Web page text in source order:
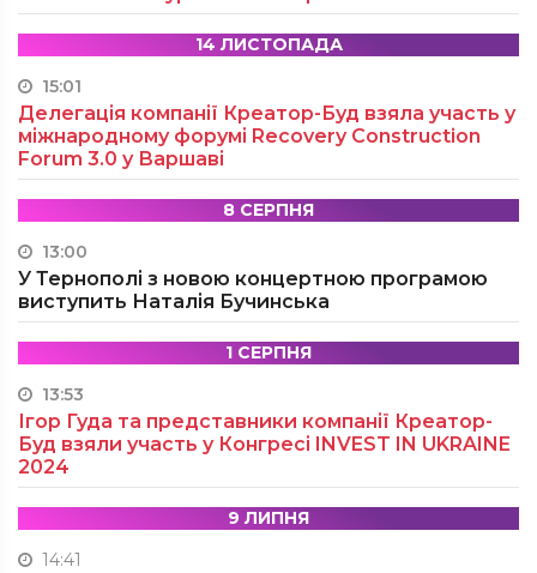
14 ЛИСТОПАДА
15:01
Делегація компанії Креатор-Буд взяла участь у
міжнародному форумі Recovery Construction
Forum 3.0 у Варшаві
8 СЕРПНЯ
13:00
У Тернополі з новою концертною програмою
виступить Наталія Бучинська
1 СЕРПНЯ
13:53
Ігор Гуда та представники компанії Креатор-
Буд взяли участь у Конгресі INVEST IN UKRAINE
2024
9 ЛИПНЯ
14:41